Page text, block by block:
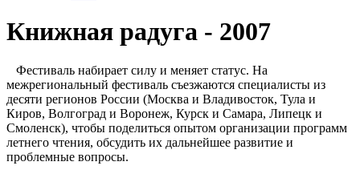
Книжная радуга - 2007
Фестиваль набирает силу и меняет статус. На
межрегиональный фестиваль съезжаются специалисты из
десяти регионов России (Москва и Владивосток, Тула и
Киров, Волгоград и Воронеж, Курск и Самара, Липецк и
Смоленск), чтобы поделиться опытом организации программ
летнего чтения, обсудить их дальнейшее развитие и
проблемные вопросы.